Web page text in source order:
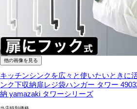
他の画像を見る
キッチンシンクを広々と使いたいときに
ンク下収納扉レジ袋ハンガー タワー
納 yamazaki タワーシリーズ